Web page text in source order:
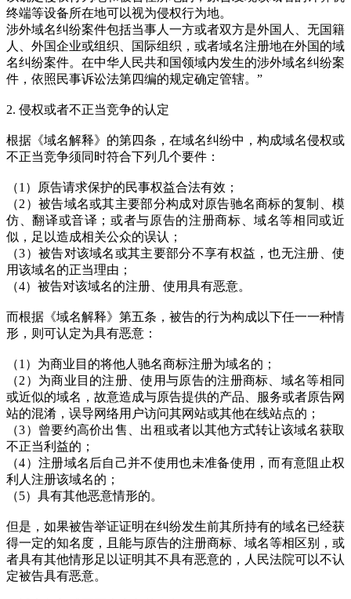
终端等设备所在地可以视为侵权行为地。
涉外域名纠纷案件包括当事人一方或者双方是外国人、无国籍
人、外国企业或组织、国际组织，或者域名注册地在外国的域
名纠纷案件。在中华人民共和国领域内发生的涉外域名纠纷案
件，依照民事诉讼法第四编的规定确定管辖。”
2. 侵权或者不正当竞争的认定
根据《域名解释》的第四条，在域名纠纷中，构成域名侵权或
不正当竞争须同时符合下列几个要件：
（1）原告请求保护的民事权益合法有效；
（2）被告域名或其主要部分构成对原告驰名商标的复制、模
仿、翻译或音译；或者与原告的注册商标、域名等相同或近
似，足以造成相关公众的误认；
（3）被告对该域名或其主要部分不享有权益，也无注册、使
用该域名的正当理由；
（4）被告对该域名的注册、使用具有恶意。
而根据《域名解释》第五条，被告的行为构成以下任一一种情
形，则可认定为具有恶意：
（1）为商业目的将他人驰名商标注册为域名的；
（2）为商业目的注册、使用与原告的注册商标、域名等相同
或近似的域名，故意造成与原告提供的产品、服务或者原告网
站的混淆，误导网络用户访问其网站或其他在线站点的；
（3）曾要约高价出售、出租或者以其他方式转让该域名获取
不正当利益的；
（4）注册域名后自己并不使用也未准备使用，而有意阻止权
利人注册该域名的；
（5）具有其他恶意情形的。
但是，如果被告举证证明在纠纷发生前其所持有的域名已经获
得一定的知名度，且能与原告的注册商标、域名等相区别，或
者具有其他情形足以证明其不具有恶意的，人民法院可以不认
定被告具有恶意。